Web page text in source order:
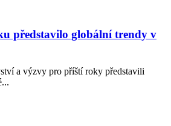
představilo globální trendy v
a výzvy pro příští roky představili